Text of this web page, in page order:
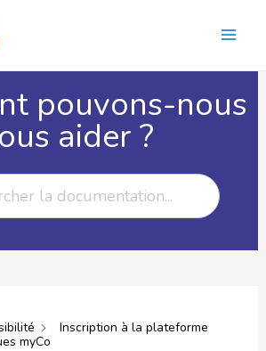
pouvons-nous
aider ?
Inscription à la plateforme
myCo